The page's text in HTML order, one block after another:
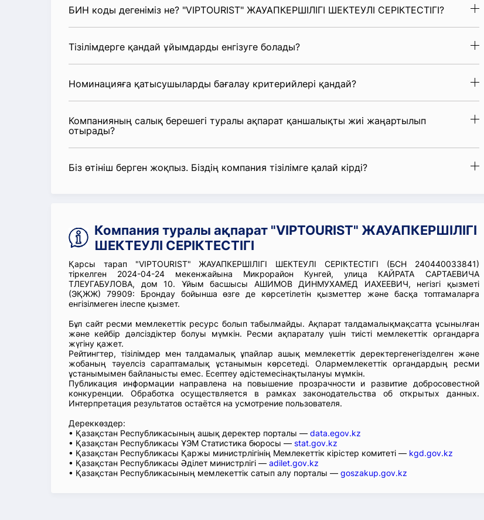
БИН коды дегеніміз не? "VIPTOURIST" ЖАУАПКЕРШІЛІГІ ШЕКТЕУЛІ СЕРІКТЕСТІГІ?
Тізілімдерге қандай ұйымдарды енгізуге болады?
Номинацияға қатысушыларды бағалау критерийлері қандай?
Компанияның салық берешегі туралы ақпарат қаншалықты жиі жаңартылып
отырады?
Біз өтініш берген жоқпыз. Біздің компания тізілімге қалай кірді?
Компания туралы ақпарат "VIPTOURIST" ЖАУАПКЕРШІЛІГІ
ШЕКТЕУЛІ СЕРІКТЕСТІГІ
Қарсы тарап "VIPTOURIST" ЖАУАПКЕРШІЛІГІ ШЕКТЕУЛІ СЕРІКТЕСТІГІ (БСН 240440033841)
тіркелген 2024-04-24 мекенжайына Микрорайон Кунгей, улица КАЙРАТА САРТАЕВИЧА
ТЛЕУГАБУЛОВА, дом 10. Ұйым басшысы АШИМОВ ДИНМУХАМЕД ИАХЕЕВИЧ, негізгі қызметі
(ЭҚЖЖ) 79909: Брондау бойынша өзге де көрсетілетін қызметтер және басқа топтамаларға
енгізілмеген ілеспе қызмет.
Бұл сайт ресми мемлекеттік ресурс болып табылмайды. Ақпарат талдамалықмақсатта ұсынылған
және кейбір дәлсіздіктер болуы мүмкін. Ресми ақпараталу үшін тиісті мемлекеттік органдарға
жүгіну қажет.
Рейтингтер, тізілімдер мен талдамалық ұпайлар ашық мемлекеттік деректергенегізделген және
жобаның тәуелсіз сараптамалық ұстанымын көрсетеді. Олармемлекеттік органдардың ресми
ұстанымымен байланысты емес. Есептеу әдістемесінақтылануы мүмкін.
Публикация информации направлена на повышение прозрачности и развитие добросовестной
конкуренции. Обработка осуществляется в рамках законодательства об открытых данных.
Интерпретация результатов остаётся на усмотрение пользователя.
Дереккөздер:
• Қазақстан Республикасының ашық деректер порталы — data.egov.kz
• Қазақстан Республикасы ҰЭМ Статистика бюросы — stat.gov.kz
• Қазақстан Республикасы Қаржы министрлігінің Мемлекеттік кірістер комитеті — kgd.gov.kz
• Қазақстан Республикасы Әділет министрлігі — adilet.gov.kz
• Қазақстан Республикасының мемлекеттік сатып алу порталы — goszakup.gov.kz